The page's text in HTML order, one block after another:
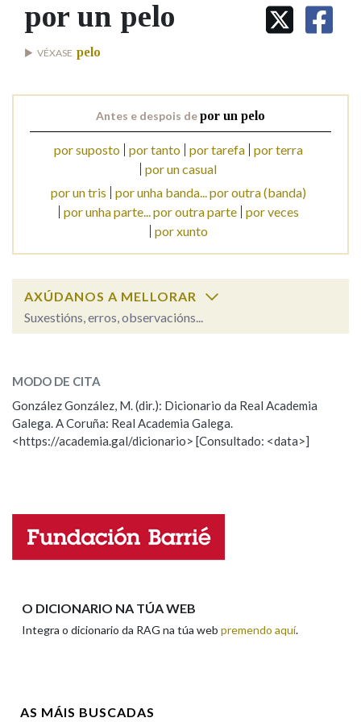
IDENTIDADE CORPORATIVA
MARCIAL DEL ADALID
FIGURAS HOMENAXEADAS
PRIMAVERA DAS LETRAS
PORTAL DAS PALABRAS
Facebook
TwitterYoutubeInstagram
Bluesky
BUSCAR NOS LEMAS
Comeza por
Nas definicións
Na fraseoloxía
Marcas gramaticais
por un pelo
VÉXASE pelo
Antes e despois depor un pelo
por suposto por tanto por tarefa por terra
por un casual
por un tris
por unha banda... por outra (banda)
por unha parte... por outra parte
por veces
por xunto
AXÚDANOS A MELLORAR
Suxestións, erros, observacións...
ESCOLLE UNHA OPCIÓN:
Observación Hai un erro na palabra
Propoño mellorar a definición
Nome
MODO DE CITA
González González, M. (dir.): Dicionario da Real Academia
Galega. A Coruña: Real Academia Galega.
<https://academia.gal/dicionario> [Consultado: <data>]
O DICIONARIO NA TÚA WEB
Integra o dicionario da RAG na túa web premendo aquí.
AS MÁIS BUSCADAS